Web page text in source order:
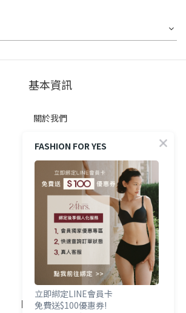
基本資訊
關於我們
顧客服務
防詐提醒
購買方式
政策與條款
FOLLOW US
FASHION FOR YES
立即綁定LINE會員卡
免費送$100優惠券!